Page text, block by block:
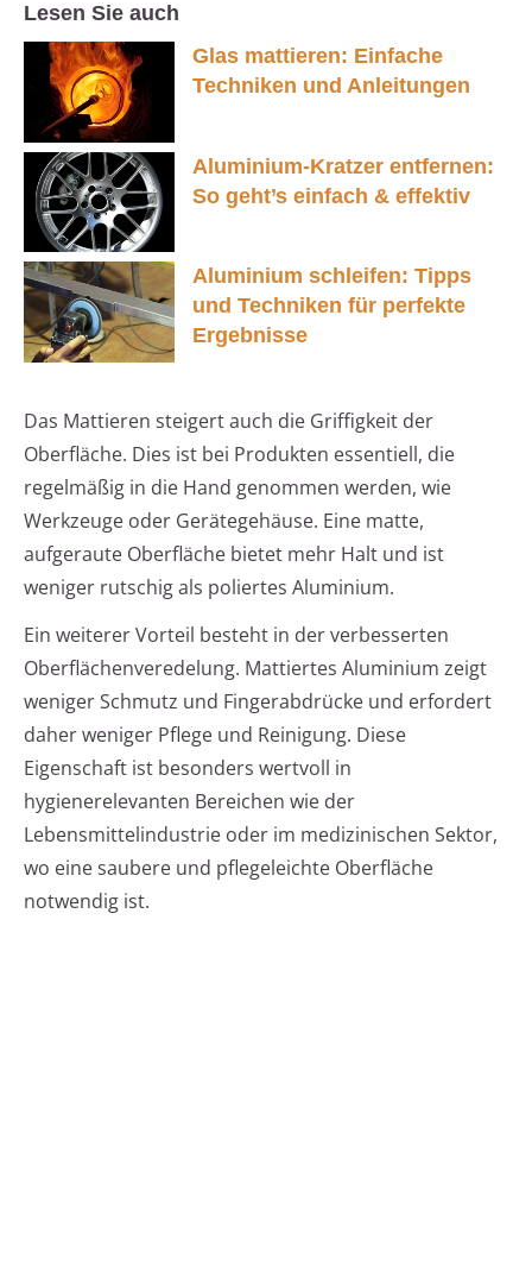
Lesen Sie auch
Glas mattieren: Einfache
Techniken und Anleitungen
Aluminium-Kratzer entfernen:
So geht’s einfach & effektiv
Aluminium schleifen: Tipps
und Techniken für perfekte
Ergebnisse
Das Mattieren steigert auch die Griffigkeit der
Oberfläche. Dies ist bei Produkten essentiell, die
regelmäßig in die Hand genommen werden, wie
Werkzeuge oder Gerätegehäuse. Eine matte,
aufgeraute Oberfläche bietet mehr Halt und ist
weniger rutschig als poliertes Aluminium.
Ein weiterer Vorteil besteht in der verbesserten
Oberflächenveredelung. Mattiertes Aluminium zeigt
weniger Schmutz und Fingerabdrücke und erfordert
daher weniger Pflege und Reinigung. Diese
Eigenschaft ist besonders wertvoll in
hygienerelevanten Bereichen wie der
Lebensmittelindustrie oder im medizinischen Sektor,
wo eine saubere und pflegeleichte Oberfläche
notwendig ist.